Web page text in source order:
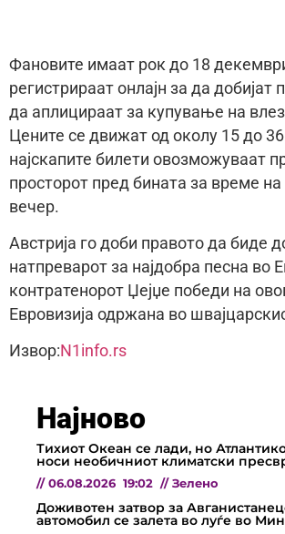
Фановите имаат рок до 18
регистрираат онлајн за да добијат
да аплицираат за купување на
Цените се движат од околу 15 до
најскапите билети овозможуваат
просторот пред бината за време
вечер.
Австрија го доби правото да биде
натпреварот за најдобра песна во
контратенорот Џејџе победи на
Евровизија одржана во
Извор: N1info.rs
Најново
Тихиот Океан се лади, но
носи необичниот климатски
// 06.08.2026 19:02 // Зелено
Доживотен затвор за
автомобил се залета во луѓе во